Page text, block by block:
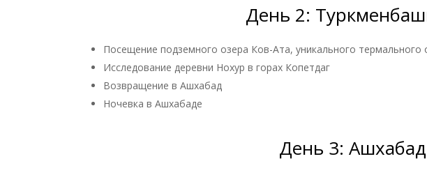
День 2:
Посещение подземного озера Ков-Ата, уникального термального
Исследование деревни Нохур в горах Копетдаг
Возвращение в Ашхабад
Ночевка в Ашхабаде
День 3: